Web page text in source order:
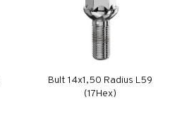
Bult 14x1,50 Radius L59
(17Hex)